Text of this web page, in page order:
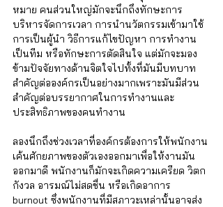
หมาย คนส่วนใหญ่มักจะนึกถึงทักษะการ
บริหารจัดการเวลา การนำนวัตกรรมเข้ามาใช้
การเป็นผู้นำ วิธีการแก้ไขปัญหา การทำงาน
เป็นทีม หรือทักษะการตัดสินใจ แต่มักจะมอง
ข้ามปัจจัยทางด้านจิตใจไปทั้งที่มันมีบทบาท
สำคัญต่อองค์กรเป็นอย่างมากเพราะมันมีส่วน
สำคัญต่อบรรยากาศในการทำงานและ
ประสิทธิภาพของคนทำงาน
ลองนึกถึงช่วงเวลาที่องค์กรต้องการให้พนักงาน
เค้นศักยภาพของตัวเองออกมาเพื่อให้งานมัน
ออกมาดี พนักงานก็มักจะเกิดความเครียด วิตก
กังวล อารมณ์ไม่สดชื่น หรือเกิดอาการ
burnout ซึ่งพนักงานที่มีสภาวะเหล่านั้นอาจส่ง